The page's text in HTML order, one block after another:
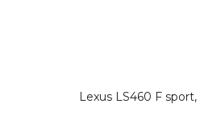
Lexus LS460 F